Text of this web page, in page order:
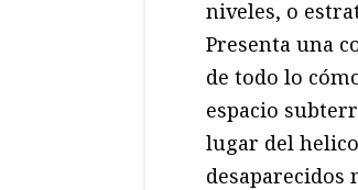
niveles, o
Presenta una
de todo lo
espacio
lugar del
desaparecidos